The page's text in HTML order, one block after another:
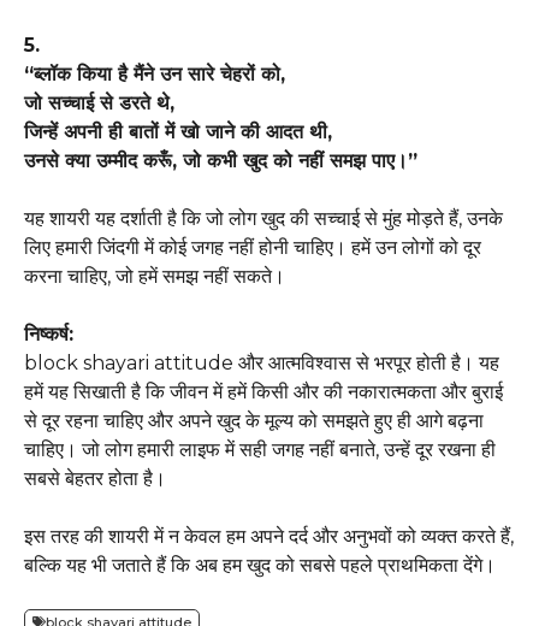
5.
“ब्लॉक किया है मैंने उन सारे चेहरों को,
जो सच्चाई से डरते थे,
जिन्हें अपनी ही बातों में खो जाने की आदत थी,
उनसे क्या उम्मीद करूँ, जो कभी खुद को नहीं समझ पाए।”
यह शायरी यह दर्शाती है कि जो लोग खुद की सच्चाई से मुंह मोड़ते हैं, उनके
लिए हमारी जिंदगी में कोई जगह नहीं होनी चाहिए। हमें उन लोगों को दूर
करना चाहिए, जो हमें समझ नहीं सकते।
निष्कर्ष:
block shayari attitude और आत्मविश्वास से भरपूर होती है। यह
हमें यह सिखाती है कि जीवन में हमें किसी और की नकारात्मकता और बुराई
से दूर रहना चाहिए और अपने खुद के मूल्य को समझते हुए ही आगे बढ़ना
चाहिए। जो लोग हमारी लाइफ में सही जगह नहीं बनाते, उन्हें दूर रखना ही
सबसे बेहतर होता है।
इस तरह की शायरी में न केवल हम अपने दर्द और अनुभवों को व्यक्त करते हैं,
बल्कि यह भी जताते हैं कि अब हम खुद को सबसे पहले प्राथमिकता देंगे।
block shayari attitude